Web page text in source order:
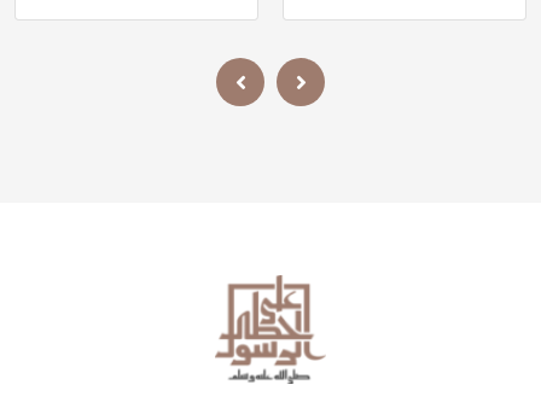
بِالْقَصِيرِ&nbsp;